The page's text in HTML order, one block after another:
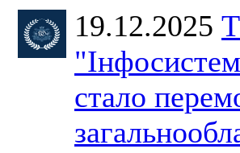
19.12.2025
стало